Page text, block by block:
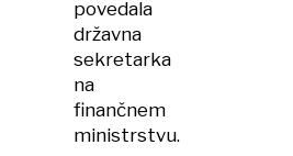
povedala
državna
sekretarka
na
finančnem
ministrstvu.